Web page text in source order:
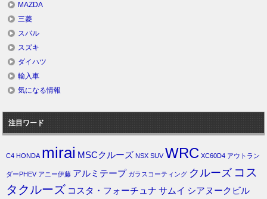
MAZDA
三菱
スバル
スズキ
ダイハツ
輸入車
気になる情報
注目ワード
C4 HONDA mirai MSCクルーズ NSX SUV WRC XC60D4 アウトラン
ダーPHEV アニー伊藤 アルミテープ ガラスコーティング クルーズ コス
タクルーズ コスタ・フォーチュナ サムイ シアヌークビル